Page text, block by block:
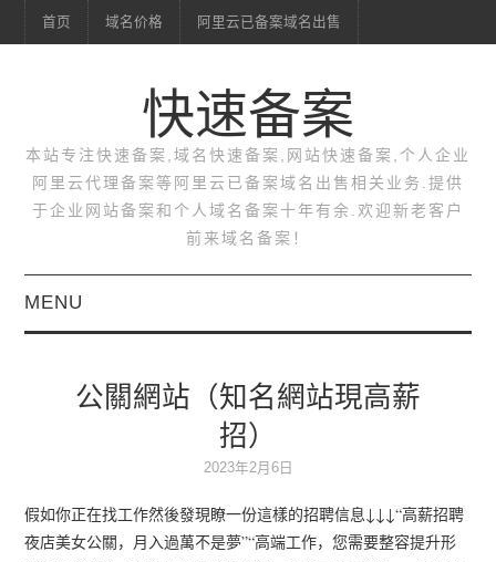
首页 域名价格 阿里云已备案域名出售
快速备案
本站专注快速备案,域名快速备案,网站快速备案,个人企业
阿里云代理备案等阿里云已备案域名出售相关业务.提供
于企业网站备案和个人域名备案十年有余.欢迎新老客户
前来域名备案！
MENU
域名价格
阿里云已备案域名出售
公關網站（知名網站現高薪
招）
2023年2月6日
假如你正在找工作然後發現瞭一份這樣的招聘信息↓↓↓“高薪招聘
夜店美女公關，月入過萬不是夢”“高端工作，您需要整容提升形